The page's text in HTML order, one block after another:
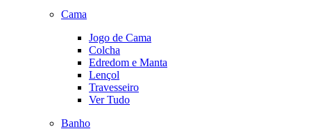
Cama
Jogo de Cama
Colcha
Edredom e Manta
Lençol
Travesseiro
Ver Tudo
Banho